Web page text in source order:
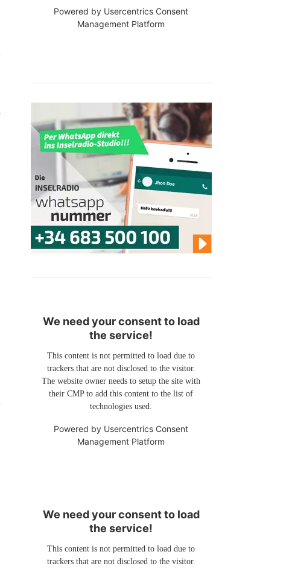
Powered by Usercentrics Consent
Management Platform
We need your consent to load
the service!
This content is not permitted to load due to
trackers that are not disclosed to the visitor.
The website owner needs to setup the site with
their CMP to add this content to the list of
technologies used.
Powered by Usercentrics Consent
Management Platform
We need your consent to load
the service!
This content is not permitted to load due to
trackers that are not disclosed to the visitor.